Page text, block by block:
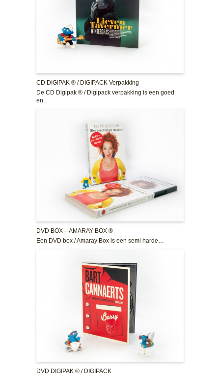
CD DIGIPAK ® / DIGIPACK Verpakking
De CD Digipak ® / Digipack verpakking is een goed
en…
DVD BOX – AMARAY BOX ®
Een DVD box / Amaray Box is een semi harde…
DVD DIGIPAK ® / DIGIPACK